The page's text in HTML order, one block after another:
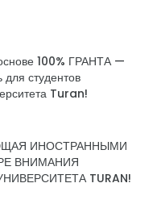
100% ГРАНТА —
студентов
Turan!
ИНОСТРАННЫМИ
ВНИМАНИЯ
TURAN!